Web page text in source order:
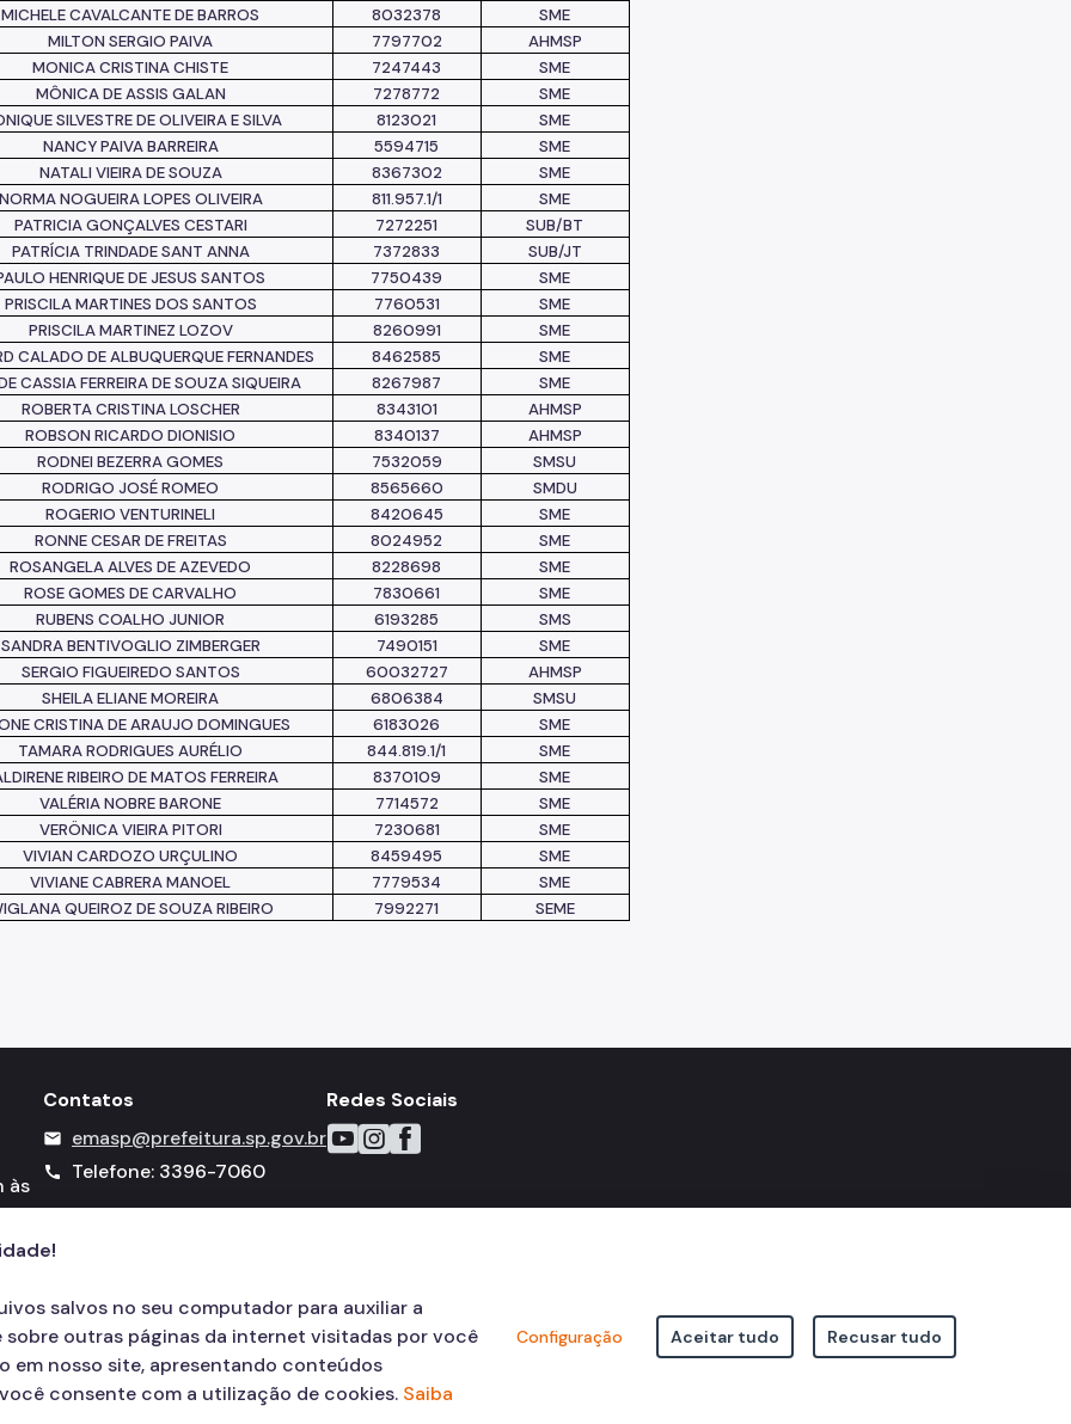
MICHELE CAVALCANTE DE BARROS
8032378
SME
MILTON SERGIO PAIVA
7797702
AHMSP
MONICA CRISTINA CHISTE
7247443
SME
MÔNICA DE ASSIS GALAN
7278772
SME
SILVESTRE DE OLIVEIRA E SILVA
8123021
SME
NANCY PAIVA BARREIRA
5594715
SME
NATALI VIEIRA DE SOUZA
8367302
SME
NOGUEIRA LOPES OLIVEIRA
811.957.1/1
SME
PATRICIA GONÇALVES CESTARI
7272251
SUB/BT
PATRÍCIA TRINDADE SANT ANNA
7372833
SUB/JT
HENRIQUE DE JESUS SANTOS
7750439
SME
PRISCILA MARTINES DOS SANTOS
7760531
SME
PRISCILA MARTINEZ LOZOV
8260991
SME
CALADO DE ALBUQUERQUE FERNANDES
8462585
SME
CASSIA FERREIRA DE SOUZA SIQUEIRA
8267987
SME
ROBERTA CRISTINA LOSCHER
8343101
AHMSP
ROBSON RICARDO DIONISIO
8340137
AHMSP
RODNEI BEZERRA GOMES
7532059
SMSU
RODRIGO JOSÉ ROMEO
8565660
SMDU
ROGERIO VENTURINELI
8420645
SME
RONNE CESAR DE FREITAS
8024952
SME
ROSANGELA ALVES DE AZEVEDO
8228698
SME
ROSE GOMES DE CARVALHO
7830661
SME
RUBENS COALHO JUNIOR
6193285
SMS
SANDRA BENTIVOGLIO ZIMBERGER
7490151
SME
SERGIO FIGUEIREDO SANTOS
60032727
AHMSP
SHEILA ELIANE MOREIRA
6806384
SMSU
CRISTINA DE ARAUJO DOMINGUES
6183026
SME
TAMARA RODRIGUES AURÉLIO
844.819.1/1
SME
RIBEIRO DE MATOS FERREIRA
8370109
SME
VALÉRIA NOBRE BARONE
7714572
SME
VERÖNICA VIEIRA PITORI
7230681
SME
VIVIAN CARDOZO URÇULINO
8459495
SME
VIVIANE CABRERA MANOEL
7779534
SME
QUEIROZ DE SOUZA RIBEIRO
7992271 SEME
às
Contatos
mail emasp@prefeitura.sp.gov.br
call Telefone: 3396-7060
Redes Sociais
Icone do YouTube
Icone do Instagram
Icone do Facebook
salvos no seu computador para auxiliar a
outras páginas da internet visitadas por você
em nosso site, apresentando conteúdos
consente com a utilização de cookies. Saiba
Configuração Aceitar tudo Recusar tudo